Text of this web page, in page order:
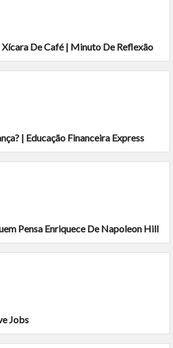
De Café | Minuto De Reflexão
| Educação Financeira Express
Pensa Enriquece De Napoleon Hill
Jobs